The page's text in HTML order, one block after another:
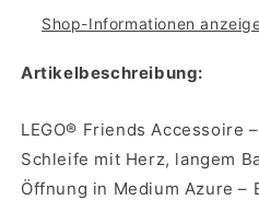
Shop-Informationen
Artikelbeschreibung:
LEGO® Friends Accessoire
Schleife mit Herz, langem
Öffnung in Medium Azure –